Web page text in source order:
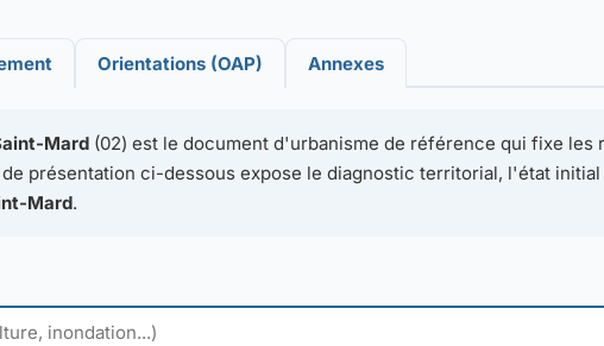
Orientations (OAP) Annexes
Mard (02) est le document d'urbanisme de référence qui fixe
présentation ci-dessous expose le diagnostic territorial, l'état
Mard.